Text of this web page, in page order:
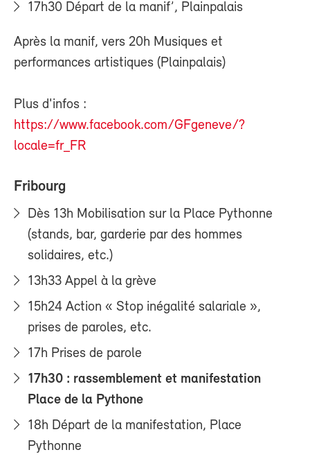
17h30 Départ de la manif’, Plainpalais
Après la manif, vers 20h Musiques et
performances artistiques (Plainpalais)
Plus d'infos :
https://www.facebook.com/GFgeneve/?
locale=fr_FR
Fribourg
Dès 13h Mobilisation sur la Place Pythonne
(stands, bar, garderie par des hommes
solidaires, etc.)
13h33 Appel à la grève
15h24 Action « Stop inégalité salariale »,
prises de paroles, etc.
17h Prises de parole
17h30 : rassemblement et manifestation
Place de la Pythone
18h Départ de la manifestation, Place
Pythonne